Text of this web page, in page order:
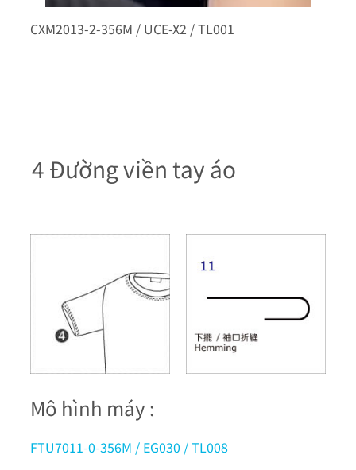
CXM2013-2-356M / UCE-X2 / TL001
4 Đường viền tay áo
Mô hình máy :
FTU7011-0-356M / EG030 / TL008